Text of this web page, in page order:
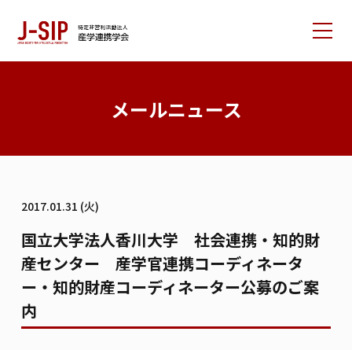
リンク集 学会書籍紹介 ご寄付のお願い
メールニュース
2017.01.31 (火)
国立大学法人香川大学 社会連携・知的財
産センター 産学官連携コーディネータ
ー・知的財産コーディネーター公募のご案
内